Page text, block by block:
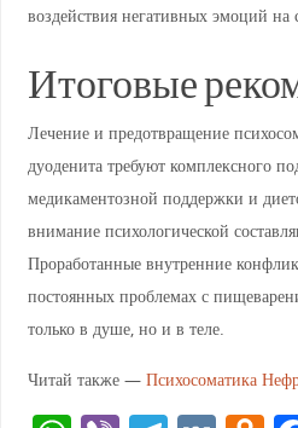
воздействия негативных эмоций на
Итоговые
Лечение и предотвращение
дуоденита требуют комплексного
медикаментозной поддержки и
внимание психологической
Проработанные внутренние
постоянных проблемах с
только в душе, но и в теле.
Читай также — Психосоматика